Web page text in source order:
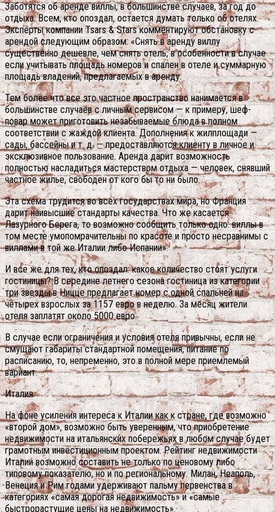
Заботятся об аренде виллы, в большинстве случаев, за год до
отдыха. Всем, кто опоздал, остается думать только об отелях.
Эксперты компании Tsars & Stars комментируют обстановку с
арендой следующим образом: «Снять в аренду виллу
существенно дешевле, чем снять отель, в особенности в случае
если учитывать площадь номеров и спален в отеле и суммарную
площадь владений, предлагаемых в аренду.
Тем более что все это частное пространство нанимается в
большинстве случаев с личным сервисом — к примеру, шеф-
повар может приготовить незабываемые блюда в полном
соответствии с жаждой клиента. Дополнения к жилплощади —
сады, бассейны и т. д. — предоставляются клиенту в личное и
эксклюзивное пользование. Аренда дарит возможность
полностью насладиться мастерством отдыха — человек, снявший
частное жилье, свободен от кого бы то ни было.
Эта схема трудится во всех государствах мира, но Франция
дарит наивысшие стандарты качества. Что же касается
Лазурного Берега, то возможно сообщить только одно: виллы в
том месте умопомрачительны по красоте и просто несравнимы с
виллами в той же Италии либо Испании».
И все же для тех, кто опоздал: какое количество стоят услуги
гостиницы? В середине летнего сезона гостиница из категории
три звезды в Ницце предлагает номер с одной спальней на
четырех взрослых за 1157 евро в неделю. За месяц жители
отеля заплатят около 5000 евро.
В случае если ограничения и условия отеля привычны, если не
смущают габариты стандартной помещения, питание по
расписанию, то, непременно, это в полной мере приемлемый
вариант.
Италия
На фоне усиления интереса к Италии как к стране, где возможно
«второй дом», возможно быть уверенным, что приобретение
недвижимости на итальянских побережьях в любом случае будет
грамотным инвестиционным проектом. Рейтинг недвижимости
Италии возможно составить не только по ценовому либо
типовому показателю, но и по региональному. Милан, Неаполь,
Венеция и Рим годами удерживают пальму первенства в
категориях «самая дорогая недвижимость» и «самые
быстрорастущие цены на недвижимость».